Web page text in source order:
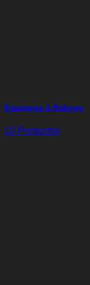
Estanques & Bidones
10 Productos